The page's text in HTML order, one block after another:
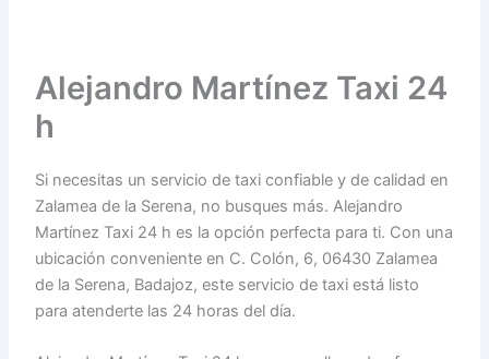
Alejandro Martínez Taxi 24
h
Si necesitas un servicio de taxi confiable y de calidad en
Zalamea de la Serena, no busques más. Alejandro
Martínez Taxi 24 h es la opción perfecta para ti. Con una
ubicación conveniente en C. Colón, 6, 06430 Zalamea
de la Serena, Badajoz, este servicio de taxi está listo
para atenderte las 24 horas del día.